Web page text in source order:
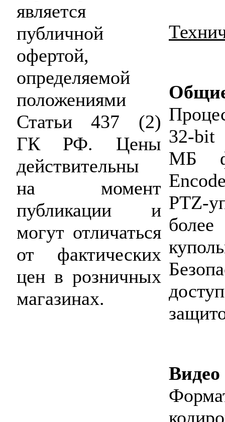
является
публичной
офертой,
определяемой
положениями
Статьи 437 (2)
ГК РФ. Цены
действительны
на момент
публикации и
могут отличаться
от фактических
цен в розничных
магазинах.
32-
МБ
PTZ-
Видео